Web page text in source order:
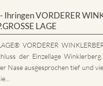
Ihringen VORDERER
LAGE
VORDERER
der Einzellage
Nase ausgesprochen tief und